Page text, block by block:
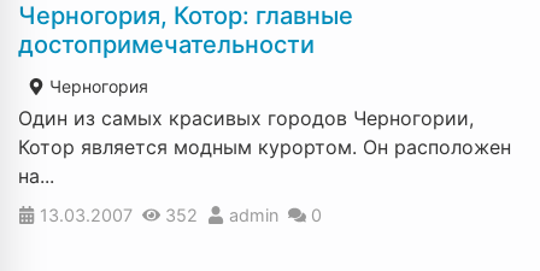
Черногория, Котор: главные
достопримечательности
Черногория
Один из самых красивых городов Черногории,
Котор является модным курортом. Он расположен
на...
13.03.2007 352 admin 0